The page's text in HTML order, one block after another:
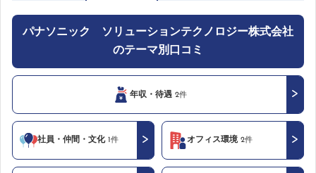
パナソニック ソリューションテクノロジー株式会社
のテーマ別口コミ
年収・待遇 2件
社員・仲間・文化 1件 オフィス環境 2件